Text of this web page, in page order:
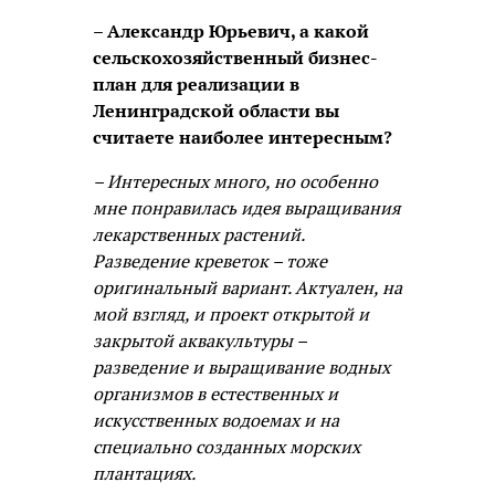
– Александр Юрьевич, а какой
сельскохозяйственный бизнес-
план для реализации в
Ленинградской области вы
считаете наиболее интересным?
– Интересных много, но особенно
мне понравилась идея выращивания
лекарственных растений.
Разведение креветок – тоже
оригинальный вариант. Актуален, на
мой взгляд, и проект открытой и
закрытой аквакультуры –
разведение и выращивание водных
организмов в естественных и
искусственных водоемах и на
специально созданных морских
плантациях.